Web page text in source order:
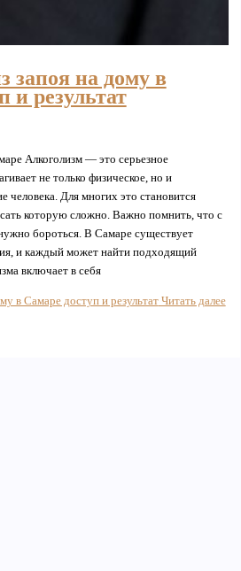
запоя на дому в
и результат
Алкоголизм — это серьезное
не только физическое, но и
человека. Для многих это становится
которую сложно. Важно помнить, что с
бороться. В Самаре существует
и каждый может найти подходящий
включает в себя
в Самаре доступ и результатЧитать далее